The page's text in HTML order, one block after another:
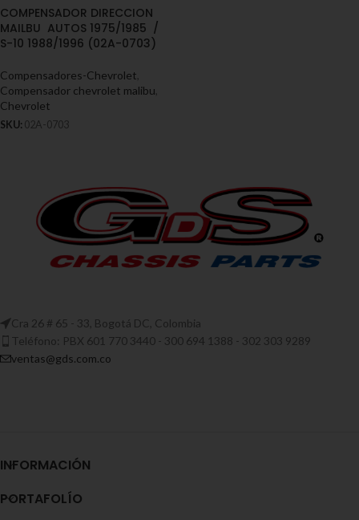
COMPENSADOR DIRECCION
MAILBU AUTOS 1975/1985 /
S-10 1988/1996 (02A-0703)
Compensadores-Chevrolet
Compensador chevrolet malibu
Chevrolet
SKU: 02A-0703
Cra 26 # 65 - 33, Bogotá DC, Colombia
Teléfono: PBX 601 770 3440 - 300 694 1388 - 302 303 9289
ventas@gds.com.co
INFORMACIÓN
PORTAFOLÍO